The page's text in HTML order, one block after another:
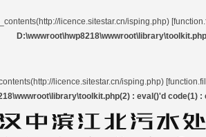
licence.sitestar.cn/isping.php) [
licence.sitestar.cn/isping.php) [
: eval()'d code(1)